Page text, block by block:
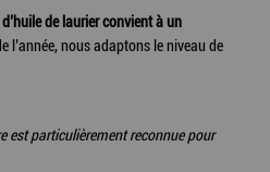
de laurier convient à un
l’année, nous adaptons le niveau de
est particulièrement reconnue pour